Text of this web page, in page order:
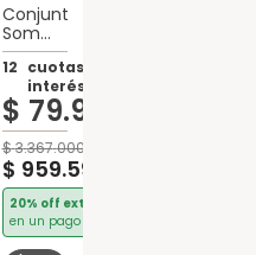
Conjunto
Sommier
2 Plazas
Suavegom
Merit
Con
Pillow
Espuma
12 cuotas sin
interés de:
$ 79.967
$3.367.000
$ 959.595
20% off extra
en un pago